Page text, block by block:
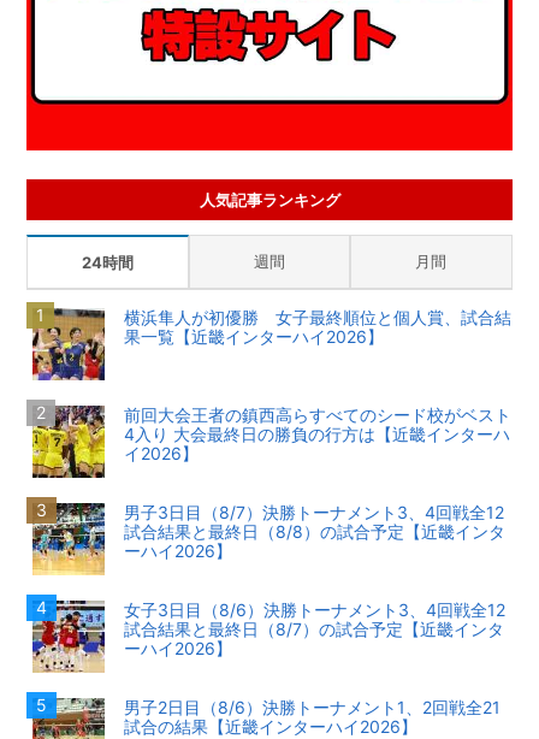
人気記事ランキング
24時間 週間 月間
横浜隼人が初優勝 女子最終順位と個人賞、試合結
果一覧【近畿インターハイ2026】
前回大会王者の鎮西高らすべてのシード校がベスト
4入り 大会最終日の勝負の行方は【近畿インターハ
イ2026】
男子3日目（8/7）決勝トーナメント3、4回戦全12
試合結果と最終日（8/8）の試合予定【近畿インタ
ーハイ2026】
女子3日目（8/6）決勝トーナメント3、4回戦全12
試合結果と最終日（8/7）の試合予定【近畿インタ
ーハイ2026】
男子2日目（8/6）決勝トーナメント1、2回戦全21
試合の結果【近畿インターハイ2026】